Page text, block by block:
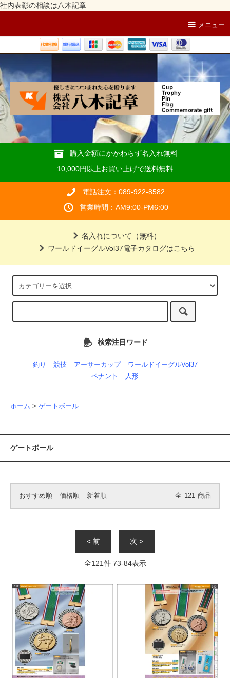
社内表彰の相談は八木記章
メニュー
購入金額にかかわらず名入れ無料
10,000円以上お買い上げで送料無料
電話注文：089-922-8582
営業時間：AM9:00-PM6:00
名入れについて（無料）
ワールドイーグルVol37電子カタログはこちら
検索注目ワード
釣り 競技 アーサーカップ
ワールドイーグルVol37
ペナント
人形
ホーム > ゲートボール
ゲートボール
おすすめ順 価格順 新着順 全 121 商品
< 前 次 >
全121件 73-84表示